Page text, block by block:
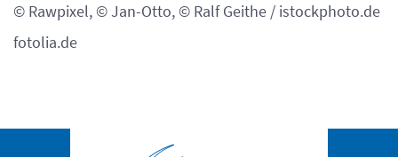
© Rawpixel, © Jan-Otto, © Ralf Geithe / istockphoto.de
fotolia.de